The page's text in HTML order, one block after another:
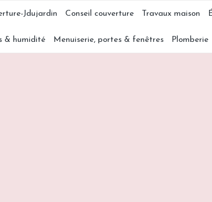
Jdujardin Conseil couverture Travaux maison
& humidité Menuiserie, portes & fenêtres Plomberie